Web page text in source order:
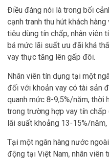
Điều đáng nói là trong bối
cạnh tranh thu hút khách
tiêu dùng tín chấp, nhân viên
bá mức lãi suất ưu đãi khá
vay thực tăng lên gấp đôi.
Nhân viên tín dụng tại một
đối với khoản vay có tài sản
quanh mức 8-9,5%/năm, thời
trong trường hợp vay tín
lãi suất khoảng 13-15%/
Tại một ngân hàng nước
động tại Việt Nam, nhân viên